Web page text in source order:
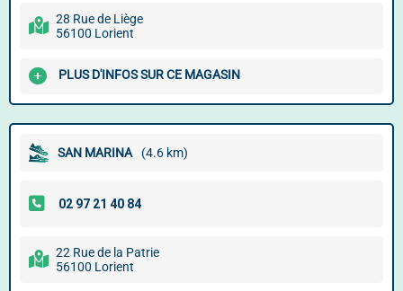
28 Rue de Liège
56100 Lorient
PLUS D'INFOS SUR CE MAGASIN
SAN MARINA (4.6 km)
22 Rue de la Patrie
56100 Lorient